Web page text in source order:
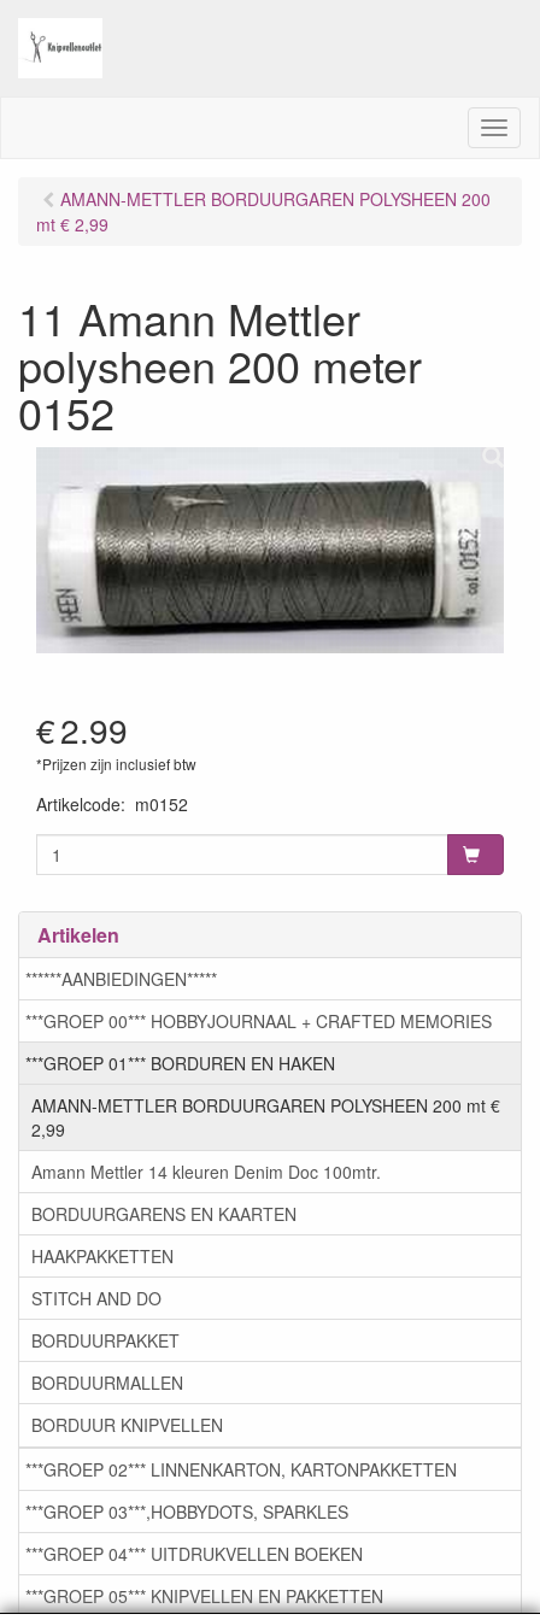
M
e
AMANN-METTLER BORDUURGAREN POLYSHEEN 200
mt € 2,99
11 Amann Mettler
polysheen 200 meter
0152
€2.99
*Prijzen zijn inclusief btw
Artikelcode: m0152
Artikelen
******AANBIEDINGEN*****
***GROEP 00*** HOBBYJOURNAAL + CRAFTED MEMORIES
***GROEP 01*** BORDUREN EN HAKEN
AMANN-METTLER BORDUURGAREN POLYSHEEN 200 mt €
2,99
Amann Mettler 14 kleuren Denim Doc 100mtr.
BORDUURGARENS EN KAARTEN
HAAKPAKKETTEN
STITCH AND DO
BORDUURPAKKET
BORDUURMALLEN
BORDUUR KNIPVELLEN
***GROEP 02*** LINNENKARTON, KARTONPAKKETTEN
***GROEP 03***,HOBBYDOTS, SPARKLES
***GROEP 04*** UITDRUKVELLEN BOEKEN
***GROEP 05*** KNIPVELLEN EN PAKKETTEN